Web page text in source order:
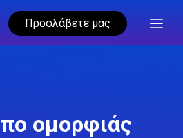
Προσλάβετε μας
ομορφιάς